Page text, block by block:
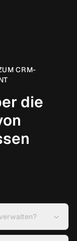
CRM-
die